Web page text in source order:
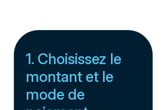
1. Choisissez le
montant et le
mode de